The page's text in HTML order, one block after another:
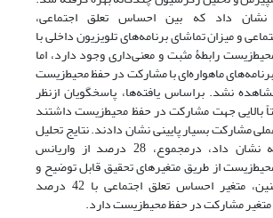
نشان داد که بین احساس تعلق اجتماعی،
و میزان تماشای برنامه‌های تلویزیون داخلی با
رابطۀ مثبت و معنی‌داری وجود دارد، اما
ماهواره‌ای با مشارکت در حفظ محیط‌زیست
نشد. براساس یافته‌ها، پاسخگویان ازنظر
بالایی جهت مشارکت در حفظ محیط‌زیست داشتند
مشارکت بسیار پایینی نشان دادند. نتایج تحلیل
رگرسیون چندگانه نشان داد، درمجموع، 28 درصد از واریانس
از طریق متغیرهای تحقیق قابل توضیح و
تبیین است. همچنین، متغیر احساس تعلق اجتماعی با 42 درصد
متغیر مشارکت در حفظ محیط‌زیست دارد.